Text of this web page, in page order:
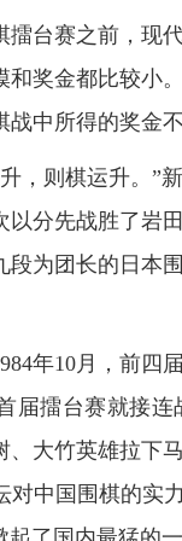
台赛之前，现
和奖金都比较小
战中所得的奖金
则棋运升。”
以分先战胜了岩
段为团长的日本
年10月，前四
届擂台赛就接
、大竹英雄拉下
中国围棋的实